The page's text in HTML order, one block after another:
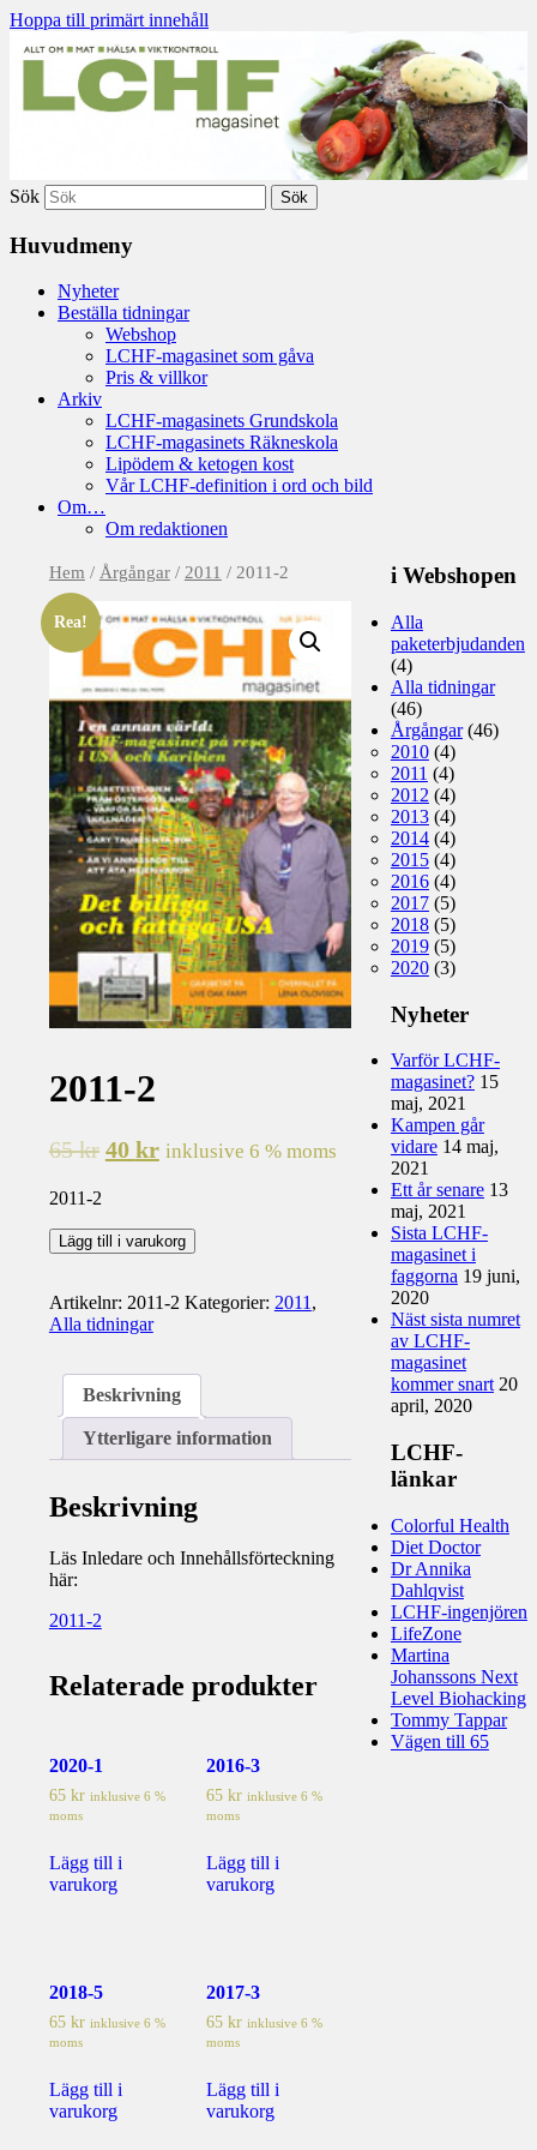
Hoppa till primärt innehåll
LCHF-magasinet
Allt om mat hälsa viktkontroll 2010-2020
Sök
Huvudmeny
Nyheter
Beställa tidningar
Webshop
LCHF-magasinet som gåva
Pris & villkor
Arkiv
LCHF-magasinets Grundskola
LCHF-magasinets Räkneskola
Lipödem & ketogen kost
Vår LCHF-definition i ord och bild
Om…
Om redaktionen
Hem / Årgångar/ 2011 / 2011-2
Rea!
2011-2
65kr 40 kr inklusive 6 % moms
2011-2
2011-
2
Lägg till i varukorg
Artikelnr: 2011-2 Kategorier: 2011,
Alla tidningar
Beskrivning
Ytterligare information
Beskrivning
Läs Inledare och Innehållsförteckning
här:
2011-2
Relaterade produkter
2020-1
65 kr inklusive 6 %
moms
Lägg till i
varukorg
2016-3
65kr inklusive 6 %
moms
Lägg till i
varukorg
2018-5
65 kr inklusive 6 %
moms
Lägg till i
varukorg
2017-3
65kr inklusive 6 %
moms
Lägg till i
varukorg
i Webshopen
Alla
paketerbjudanden
(4)
Alla tidningar
(46)
Årgångar (46)
2010 (4)
2011 (4)
2012 (4)
2013 (4)
2014 (4)
2015 (4)
2016 (4)
2017 (5)
2018 (5)
2019 (5)
2020 (3)
Nyheter
Varför LCHF-
magasinet? 15
maj, 2021
Kampen går
vidare 14 maj,
2021
Ett år senare 13
maj, 2021
Sista LCHF-
magasinet i
faggorna 19 juni,
2020
Näst sista numret
av LCHF-
magasinet
kommer snart 20
april, 2020
LCHF-
länkar
Colorful Health
Diet Doctor
Dr Annika
Dahlqvist
LCHF-ingenjören
LifeZone
Martina
Johanssons Next
Level Biohacking
Tommy Tappar
Vägen till 65